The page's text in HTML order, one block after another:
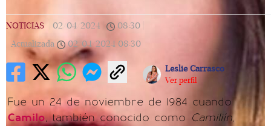
NOTICIAS 02/04/2024 08:30
Actualizada
02/04/2024 08:30
Leslie Carrasco
Ver perfil
Fue un 24 de noviembre de 1984 cuando
Camilo, también conocido como Camiliín,